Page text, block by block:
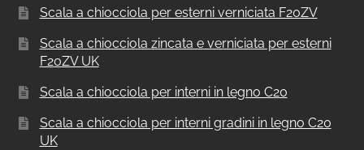
Scala a chiocciola per esterni verniciata F20ZV
Scala a chiocciola zincata e verniciata per esterni
F20ZV UK
Scala a chiocciola per interni in legno C20
Scala a chiocciola per interni gradini in legno C20
UK